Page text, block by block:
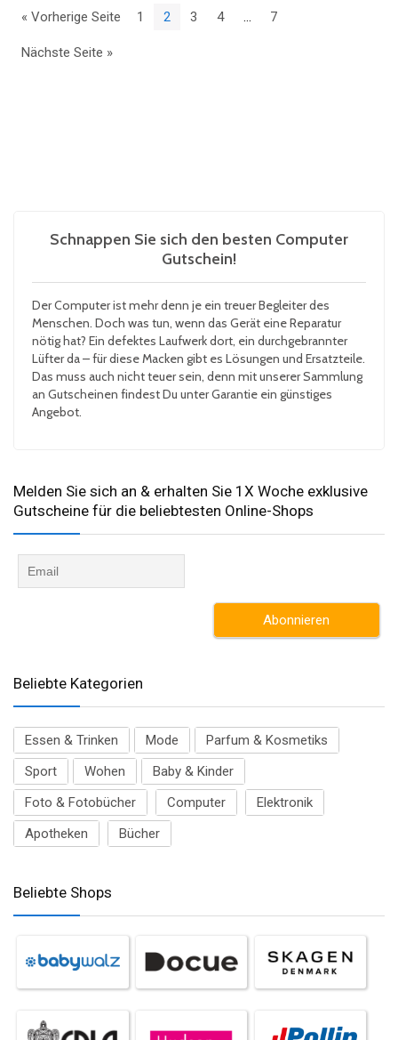
« Vorherige Seite 1 2 3 4 7
Nächste Seite »
Schnappen Sie sich den besten Computer
Gutschein!
Der Computer ist mehr denn je ein treuer Begleiter des
Menschen. Doch was tun, wenn das Gerät eine Reparatur
nötig hat? Ein defektes Laufwerk dort, ein durchgebrannter
Lüfter da – für diese Macken gibt es Lösungen und Ersatzteile.
Das muss auch nicht teuer sein, denn mit unserer Sammlung
an Gutscheinen findest Du unter Garantie ein günstiges
Angebot.
Melden Sie sich an & erhalten Sie 1X Woche exklusive
Gutscheine für die beliebtesten Online-Shops​
Beliebte Kategorien
Essen & Trinken Mode
Parfum & Kosmetiks
Sport
Wohen
Baby & Kinder
Foto & Fotobücher
Computer
Elektronik
Apotheken
Bücher
Beliebte Shops